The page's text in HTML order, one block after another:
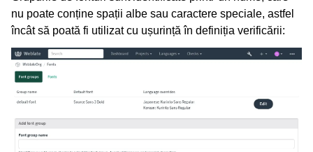
nu poate conține spații albe sau caractere speciale, astfel
încât să poată fi utilizat cu ușurință în definiția verificării: